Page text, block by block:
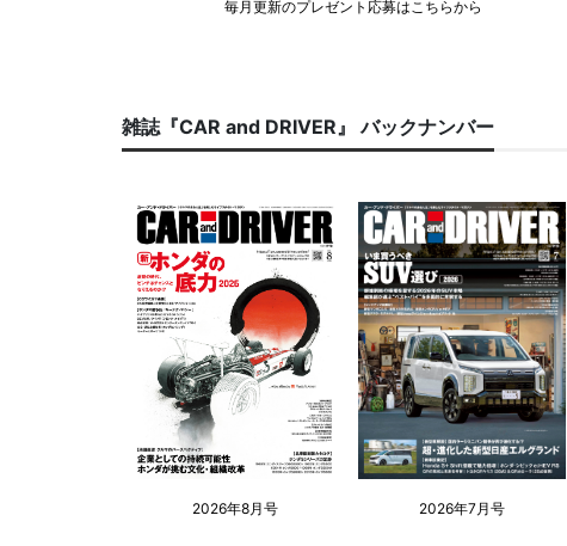
毎月更新のプレゼント応募はこちらから
雑誌『CAR and DRIVER』 バックナンバー
2026年8月号 2026年7月号